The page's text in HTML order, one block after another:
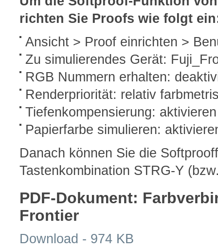
richten Sie Proofs wie folgt
Ansicht > Proof einrichten >
Zu simulierendes Gerät:
RGB Nummern erhalten:
Renderpriorität: relativ
Tiefenkompensierung: aktivieren
Papierfarbe simulieren:
Danach können Sie die
Tastenkombination STRG-Y
PDF-Dokument:
Frontier
Download - 974 KB